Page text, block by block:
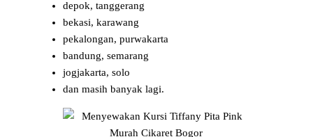
depok, tanggerang
bekasi, karawang
pekalongan, purwakarta
bandung, semarang
jogjakarta, solo
dan masih banyak lagi.